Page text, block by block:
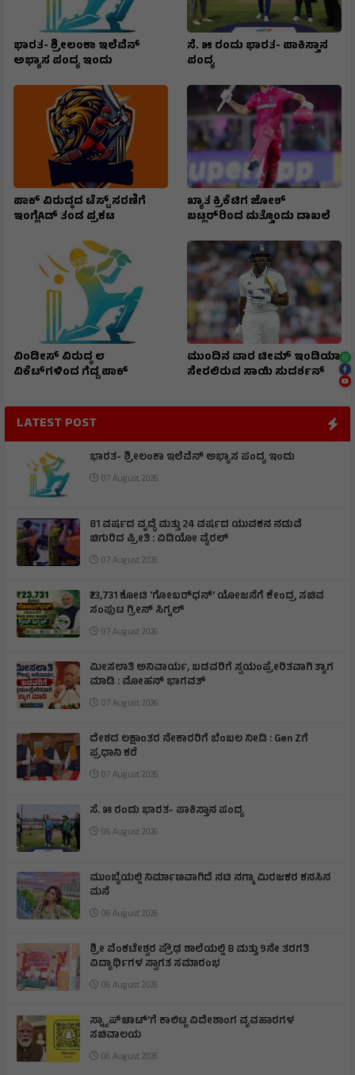
ಭಾರತ- ಶ್ರೀಲಂಕಾ ಇಲೆವೆನ್
ಅಭ್ಯಾಸ ಪಂದ್ಯ ಇಂದು
ಸೆ. ೫ ರಂದು ಭಾರತ- ಪಾಕಿಸ್ತಾನ
ಪಂದ್ಯ
ಪಾಕ್ ವಿರುದ್ಧದ ಟೆಸ್ಟ್ ಸರಣಿಗೆ
ಇಂಗ್ಲೆAಡ್ ತಂಡ ಪ್ರಕಟ
ಖ್ಯಾತ ಕ್ರಿಕೆಟಿಗ ಜೋಶ್
ಬಟ್ಲರ್‌ರಿಂದ ಮತ್ತೊಂದು ದಾಖಲೆ
ವಿಂಡೀಸ್ ವಿರುದ್ಧ ೮
ವಿಕೆಟ್‌ಗಳಿಂದ ಗೆದ್ದ ಪಾಕ್
ಮುಂದಿನ ವಾರ ಟೀಮ್ ಇಂಡಿಯಾ
ಸೇರಲಿರುವ ಸಾಯಿ ಸುದರ್ಶನ್
LATEST POST
ಭಾರತ- ಶ್ರೀಲಂಕಾ ಇಲೆವೆನ್ ಅಭ್ಯಾಸ ಪಂದ್ಯ ಇಂದು
07 August 2026
81 ವರ್ಷದ ವೃದ್ಧೆ ಮತ್ತು 24 ವರ್ಷದ ಯುವಕನ ನಡುವೆ
ಚಿಗುರಿದ ಪ್ರೀತಿ : ವಿಡಿಯೋ ವೈರಲ್
07 August 2026
₹23,731 ಕೋಟಿ 'ಗೋಬರ್‌ಧನ್' ಯೋಜನೆಗೆ ಕೇಂದ್ರ ಸಚಿವ
ಸಂಪುಟ ಗ್ರೀನ್ ಸಿಗ್ನಲ್
07 August 2026
ಮೀಸಲಾತಿ ಅನಿವಾರ್ಯ, ಬಡವರಿಗೆ ಸ್ವಯಂಪ್ರೇರಿತವಾಗಿ ತ್ಯಾಗ
ಮಾಡಿ : ಮೋಹನ್ ಭಾಗವತ್
07 August 2026
ದೇಶದ ಲಕ್ಷಾಂತರ ನೇಕಾರರಿಗೆ ಬೆಂಬಲ ನೀಡಿ : Gen Zಗೆ
ಪ್ರಧಾನಿ ಕರೆ
07 August 2026
ಸೆ. ೫ ರಂದು ಭಾರತ- ಪಾಕಿಸ್ತಾನ ಪಂದ್ಯ
06 August 2026
ಮುಂಬೈಯಲ್ಲಿ ನಿರ್ಮಾಣವಾಗಿದೆ ನಟಿ ನಗ್ಮಾ ಮಿರಜಕರ ಕನಸಿನ
ಮನೆ
06 August 2026
ಶ್ರೀ ವೆಂಕಟೇಶ್ವರ ಪ್ರೌಢ ಶಾಲೆಯಲ್ಲಿ 8 ಮತ್ತು 9ನೇ ತರಗತಿ
ವಿದ್ಯಾರ್ಥಿಗಳ ಸ್ವಾಗತ ಸಮಾರಂಭ
06 August 2026
ಸ್ನ್ಯಾಪ್‌ಚಾಟ್‌'ಗೆ ಕಾಲಿಟ್ಟ ವಿದೇಶಾಂಗ ವ್ಯವಹಾರಗಳ
ಸಚಿವಾಲಯ
06 August 2026